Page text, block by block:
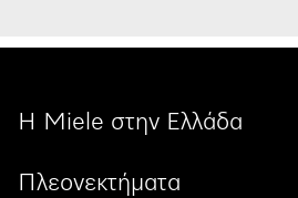
Η Miele στην Ελλάδα
Πλεονεκτήματα